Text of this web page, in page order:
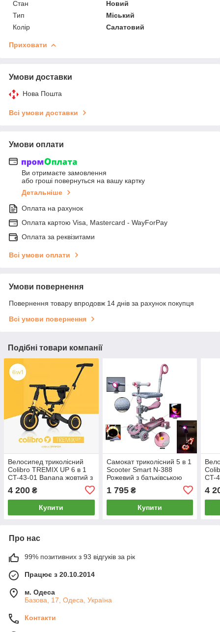
Стан
Новий
Тип
Міський
Колір
Салатовий
Приховати
Умови доставки
Нова Пошта
Всі умови доставки
Умови оплати
Ви отримаєте замовлення
або гроші повернуться на вашу картку
Детальніше
Оплата на рахунок
Оплата картою Visa, Mastercard - WayForPay
Оплата за реквізитами
Всі умови оплати
Умови повернення
Повернення товару впродовж 14 днів за рахунок покупця
Всі умови повернення
Подібні товари компанії
Велосипед триколісний
Colibro TREMIX UP 6 в 1
CT-43-01 Banana жовтий з
4 200 ₴
Купити
Самокат триколісний 5 в 1
Scooter Smart N-388
Рожевий з батьківською
бортиком
1 795₴
Купити
CT-
4
Про нас
99% позитивних з 93 відгуків за рік
Працює з 20.10.2014
м. Одеса
Базова, 17, Одеса, Україна
Контакти